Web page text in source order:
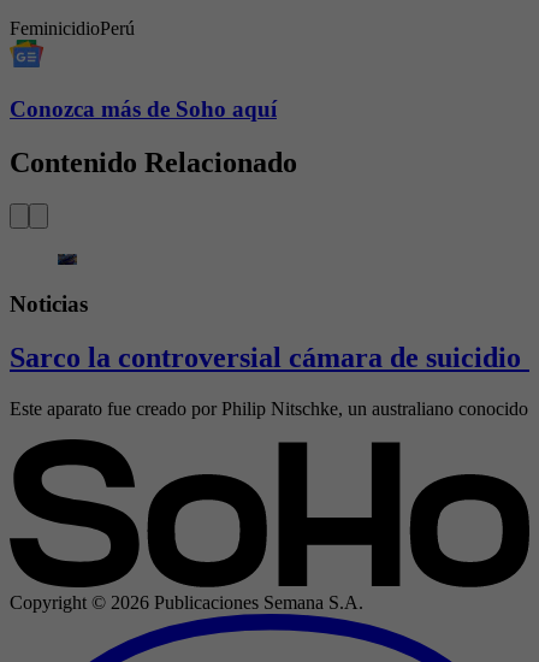
FeminicidioPerú
Conozca más de Soho aquí
Contenido Relacionado
Noticias
Sarco la controversial cámara de suicidio
Este aparato fue creado por Philip Nitschke, un australiano conocido
Copyright © 2026 Publicaciones Semana S.A.